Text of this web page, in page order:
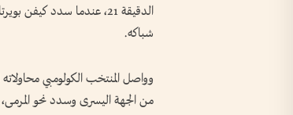
الدقيقة 21، عندما سدد
شباكه.
من الجهة اليسرى وسدد نحو المرمى،